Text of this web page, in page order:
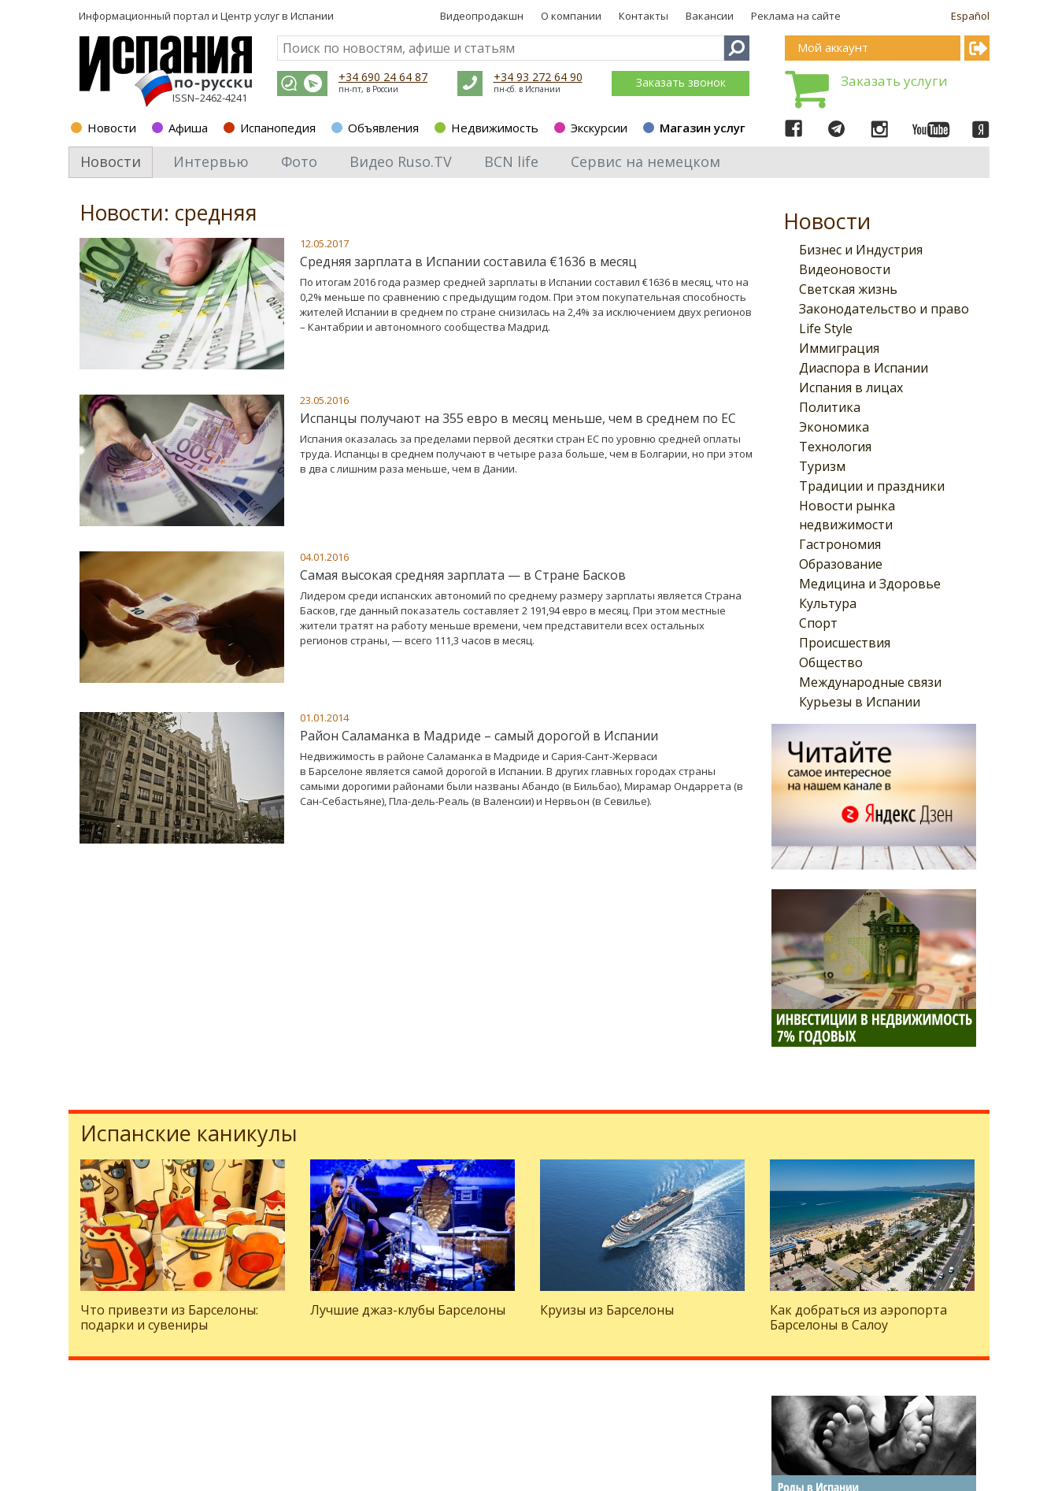
Информационный портал и Центр услуг в Испании Español
Видеопродакшн О компании Контакты Вакансии Реклама на сайте
ISSN–2462-4241
+34 690 24 64 87
пн-пт, в России
+34 93 272 64 90
пн-сб. в Испании Заказать звонок
Новости Афиша Испанопедия Объявления Недвижимость Экскурсии Магазин услуг
Мой аккаунт
Заказать услуги
Новости Интервью Фото Видео Ruso.TV BCN life Сервис на немецком
Новости
Бизнес и Индустрия
Видеоновости
Светская жизнь
Законодательство и право
Life Style
Иммиграция
Диаспора в Испании
Испания в лицах
Политика
Экономика
Технология
Туризм
Традиции и праздники
Новости рынка
недвижимости
Гастрономия
Образование
Медицина и Здоровье
Культура
Спорт
Происшествия
Общество
Международные связи
Курьезы в Испании
Новости: средняя
12.05.2017
Средняя зарплата в Испании составила €1636 в месяц
По итогам 2016 года размер средней зарплаты в Испании составил €1636 в месяц, что на
0,2% меньше по сравнению с предыдущим годом. При этом покупательная способность
жителей Испании в среднем по стране снизилась на 2,4% за исключением двух регионов
– Кантабрии и автономного сообщества Мадрид.
23.05.2016
Испанцы получают на 355 евро в месяц меньше, чем в среднем по ЕС
Испания оказалась за пределами первой десятки стран ЕС по уровню средней оплаты
труда. Испанцы в среднем получают в четыре раза больше, чем в Болгарии, но при этом
в два с лишним раза меньше, чем в Дании.
04.01.2016
Самая высокая средняя зарплата — в Стране Басков
Лидером среди испанских автономий по среднему размеру зарплаты является Страна
Басков, где данный показатель составляет 2 191,94 евро в месяц. При этом местные
жители тратят на работу меньше времени, чем представители всех остальных
регионов страны, — всего 111,3 часов в месяц.
01.01.2014
Район Саламанка в Мадриде – самый дорогой в Испании
Недвижимость в районе Саламанка в Мадриде и Сария-Сант-Жерваси
в Барселоне является самой дорогой в Испании. В других главных городах страны
самыми дорогими районами были названы Абандо (в Бильбао), Мирамар Ондаррета (в
Сан-Себастьяне), Пла-дель-Реаль (в Валенсии) и Нервьон (в Севилье).
Испанские каникулы
Что привезти из Барселоны:
подарки и сувениры
Лучшие джаз-клубы Барселоны Круизы из Барселоны
Как добраться из аэропорта
Барселоны в Салоу